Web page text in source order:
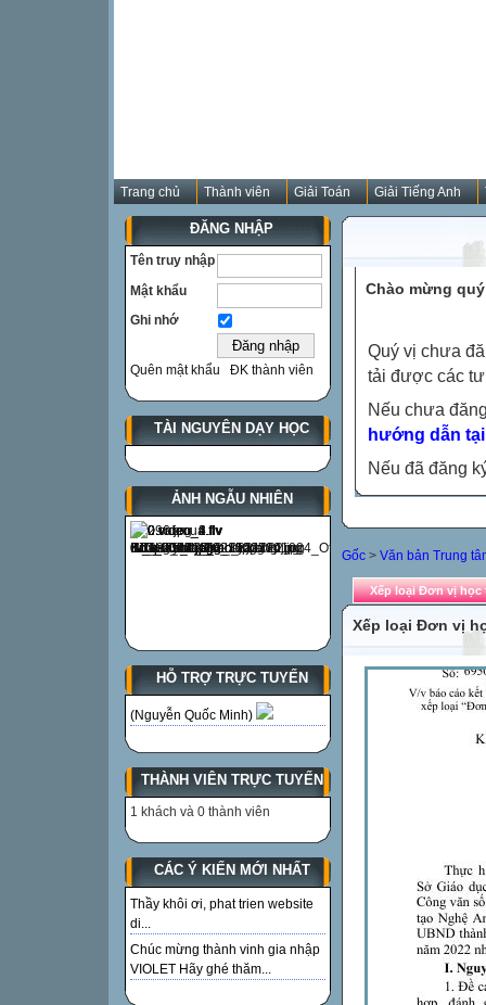
Trang chủ Thành viên Giải Toán Giải Tiếng Anh
ĐĂNG NHẬP
Tên truy nhập
Mật khẩu
Ghi nhớ
Quên mật khẩu ĐK thành viên
TÀI NGUYÊN DẠY HỌC
ẢNH NGẪU NHIÊN
HỖ TRỢ TRỰC TUYẾN
(Nguyễn Quốc Minh)
THÀNH VIÊN TRỰC TUYẾN
1 khách và 0 thành viên
CÁC Ý KIẾN MỚI NHẤT
Thầy khôi ơi, phat trien website
di...
Chúc mừng thành vinh gia nhập
VIOLET Hãy ghé thăm...
Chào mừng
Quý vị chưa
tải được các
Nếu chưa
hướng dẫn
Nếu đã đăng
Gốc > Văn bản Trung
Xếp loại Đơn vị học
Xếp loại Đơn vị